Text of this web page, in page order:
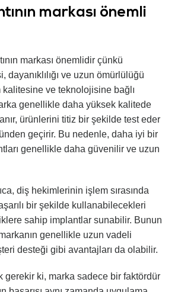
markası önemli
markası önemlidir çünkü
dayanıklılığı ve uzun ömürlülüğü
kalitesine ve teknolojisine bağlı
genellikle daha yüksek kalitede
ürünlerini titiz bir şekilde test eder
geçirir. Bu nedenle, daha iyi bir
genellikle daha güvenilir ve uzun
diş hekimlerinin işlem sırasında
bir şekilde kullanabilecekleri
sahip implantlar sunabilir. Bunun
genellikle uzun vadeli
desteği gibi avantajları da olabilir.
gerekir ki, marka sadece bir faktördür